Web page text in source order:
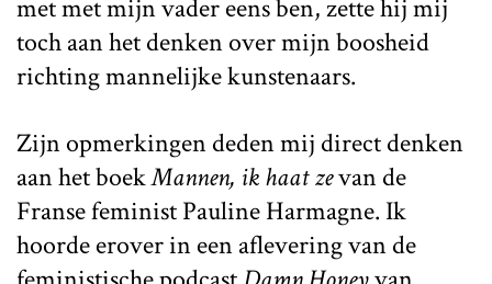
met met mijn vader eens ben, zette hij mij
toch aan het denken over mijn boosheid
richting mannelijke kunstenaars.
Zijn opmerkingen deden mij direct denken
aan het boekMannen, ik haat zevan de
Franse feminist Pauline Harmagne. Ik
hoorde erover in een aflevering van de